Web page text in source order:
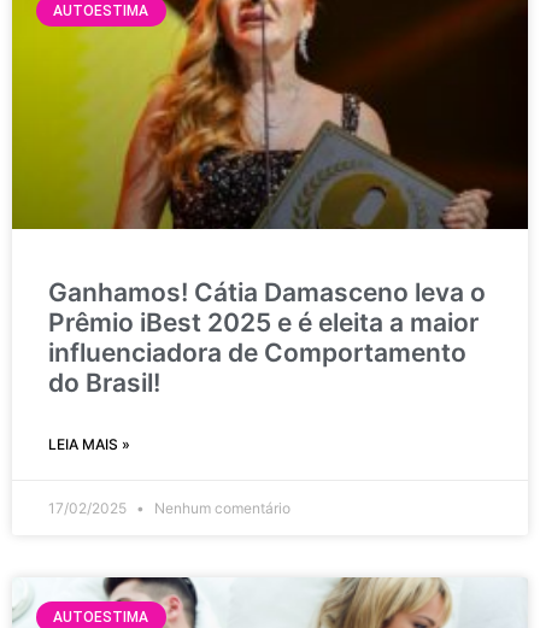
AUTOESTIMA
Ganhamos! Cátia Damasceno leva o
Prêmio iBest 2025 e é eleita a maior
influenciadora de Comportamento
do Brasil!
LEIA MAIS »
17/02/2025 Nenhum comentário
AUTOESTIMA